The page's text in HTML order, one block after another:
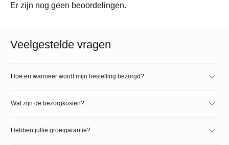
Er zijn nog geen beoordelingen.
Veelgestelde vragen
Hoe en wanneer wordt mijn bestelling bezorgd?
Wat zijn de bezorgkosten?
Hebben jullie groeigarantie?